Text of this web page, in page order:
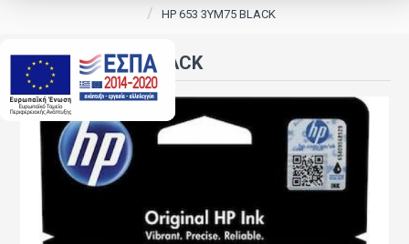
HP 653 3YM75 BLACK
HP 653 3YM75 BLACK
.